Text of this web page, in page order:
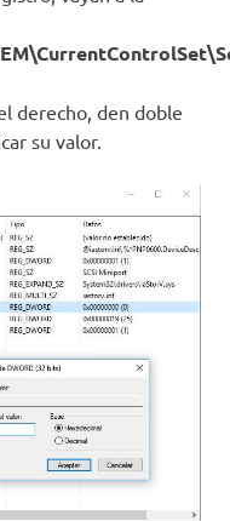
derecho, den doble
su valor.